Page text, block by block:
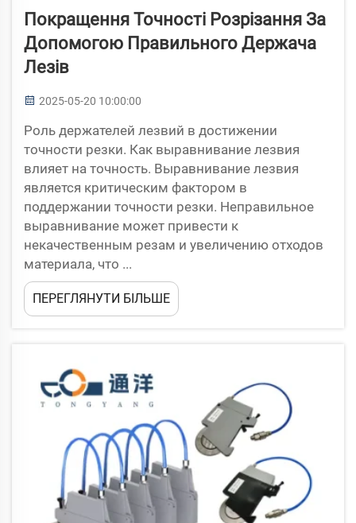
Покращення Точності Розрізання За
Допомогою Правильного Держача
Лезів
2025-05-20 10:00:00
Роль держателей лезвий в достижении
точности резки. Как выравнивание лезвия
влияет на точность. Выравнивание лезвия
является критическим фактором в
поддержании точности резки. Неправильное
выравнивание может привести к
некачественным резам и увеличению отходов
материала, что ...
ПЕРЕГЛЯНУТИ БІЛЬШЕ